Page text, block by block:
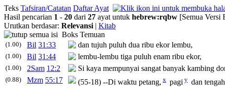
Teks Tafsiran/Catatan Daftar Ayat
Hasil pencarian 1 - 20 dari 27 ayat untuk hebrew:rqbw [Semua Versi
Urutkan berdasar: Relevansi | Kitab
Boks Temuan
(1.00) Bil 31:33 dan tujuh puluh dua ribu ekor lembu,
(1.00) Bil 31:44 lembu-lembu tiga puluh enam ribu ekor,
(1.00) 2Sam 12:2 Si kaya mempunyai sangat banyak kambing
(0.88) Mzm 55:17 (55-18) --Di waktu petang, x pagi y dan tengah